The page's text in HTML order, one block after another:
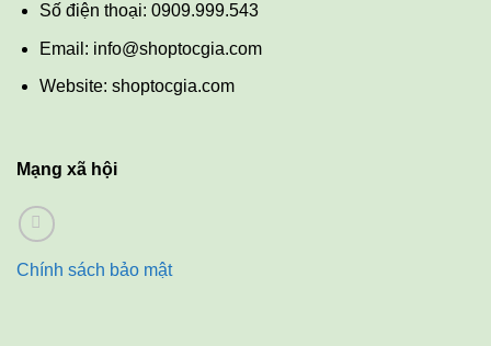
Số điện thoại: 0909.999.543
Email: info@shoptocgia.com
Website: shoptocgia.com
Mạng xã hội
Chính sách bảo mật